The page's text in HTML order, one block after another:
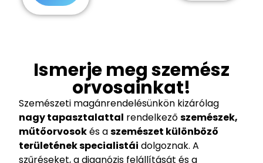
Ismerje meg szemész
orvosainkat!
Szemészeti magánrendelésünkön kizárólag
nagy tapasztalattal rendelkezőszemészek,
műtőorvosokés aszemészet különböző
területének specialistái dolgoznak. A
szűréseket, a diagnózis felállítását és a